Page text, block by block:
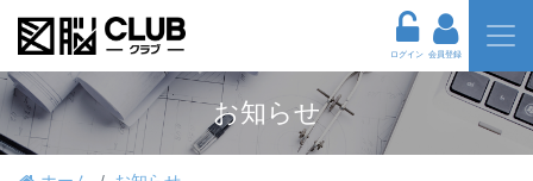
ログイン 会員登録
お知らせ